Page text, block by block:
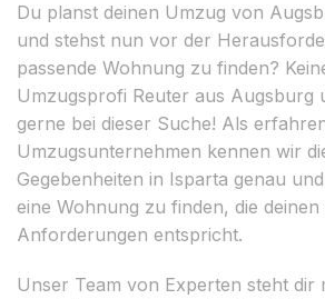
Du planst deinen Umzug von
und stehst nun vor der
passende Wohnung zu finden?
Umzugsprofi Reuter aus Augsburg
gerne bei dieser Suche! Als
Umzugsunternehmen kennen wir
Gegebenheiten in Isparta genau
eine Wohnung zu finden, die deinen
Anforderungen entspricht.
Unser Team von Experten steht dir